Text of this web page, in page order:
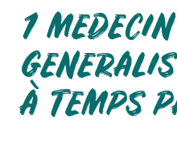
1 MEDECIN
À TEMPS